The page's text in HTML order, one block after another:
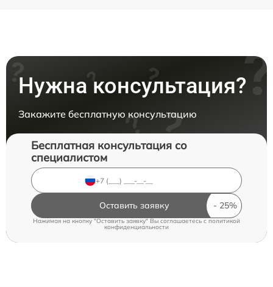
Нужна консультация?
Закажите бесплатную консультацию
Бесплатная консультация со
специалистом
Оставить заявку
Нажимая на кнопку "Оставить заявку" Вы соглашаетесь cполитикой
конфиденциальности